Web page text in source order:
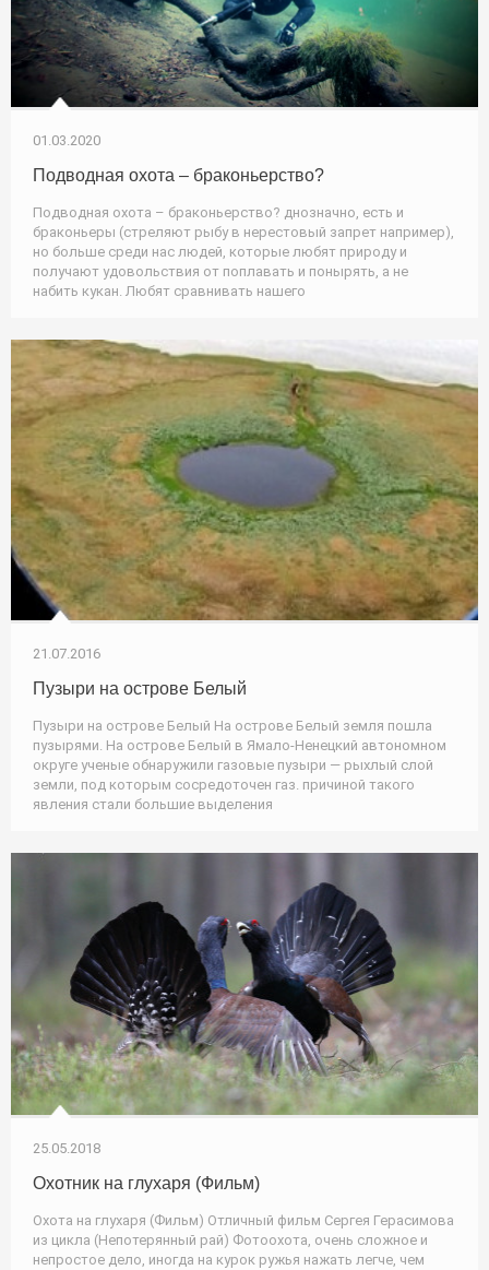
01.03.2020
Подводная охота – браконьерство?
Подводная охота – браконьерство? днозначно, есть и
браконьеры (стреляют рыбу в нерестовый запрет например),
но больше среди нас людей, которые любят природу и
получают удовольствия от поплавать и понырять, а не
набить кукан. Любят сравнивать нашего
21.07.2016
Пузыри на острове Белый
Пузыри на острове Белый На острове Белый земля пошла
пузырями. На острове Белый в Ямало-Ненецкий автономном
округе ученые обнаружили газовые пузыри — рыхлый слой
земли, под которым сосредоточен газ. причиной такого
явления стали большие выделения
25.05.2018
Охотник на глухаря (Фильм)
Охота на глухаря (Фильм) Отличный фильм Сергея Герасимова
из цикла (Непотерянный рай) Фотоохота, очень сложное и
непростое дело, иногда на курок ружья нажать легче, чем